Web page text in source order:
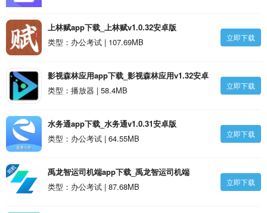
上林赋app下载_上林赋v1.0.32安卓版
类型：办公考试 | 107.69MB
立即下载
影视森林应用app下载_影视森林应用v1.32安卓
版
类型：播放器 | 58.4MB 立即下载
水务通app下载_水务通v1.0.31安卓版
类型：办公考试 | 64.55MB
立即下载
禹龙智运司机端app下载_禹龙智运司机端
v1.3.30安卓版
类型：办公考试 | 87.68MB 立即下载